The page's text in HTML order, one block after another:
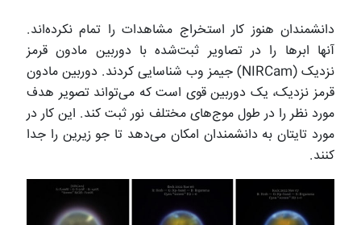
دانشمندان هنوز کار استخراج مشاهدات را تمام نکرده‌اند.
آنها ابرها را در تصاویر ثبت‌شده با دوربین مادون قرمز
نزدیک (NIRCam) جیمز وب شناسایی کردند. دوربین مادون
قرمز نزدیک، یک دوربین قوی است که می‌تواند تصویر هدف
مورد نظر را در طول موج‌های مختلف نور ثبت کند. این کار در
مورد تایتان به دانشمندان امکان می‌دهد تا جو زیرین را جدا
کنند.